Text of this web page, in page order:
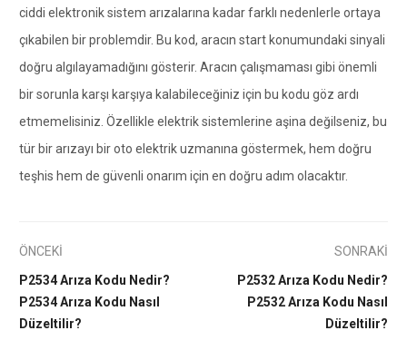
ciddi elektronik sistem arızalarına kadar farklı nedenlerle ortaya
çıkabilen bir problemdir. Bu kod, aracın start konumundaki sinyali
doğru algılayamadığını gösterir. Aracın çalışmaması gibi önemli
bir sorunla karşı karşıya kalabileceğiniz için bu kodu göz ardı
etmemelisiniz. Özellikle elektrik sistemlerine aşina değilseniz, bu
tür bir arızayı bir oto elektrik uzmanına göstermek, hem doğru
teşhis hem de güvenli onarım için en doğru adım olacaktır.
ÖNCEKİ
P2534 Arıza Kodu Nedir?
P2534 Arıza Kodu Nasıl
Düzeltilir?
SONRAKİ
P2532 Arıza Kodu Nedir?
P2532 Arıza Kodu Nasıl
Düzeltilir?